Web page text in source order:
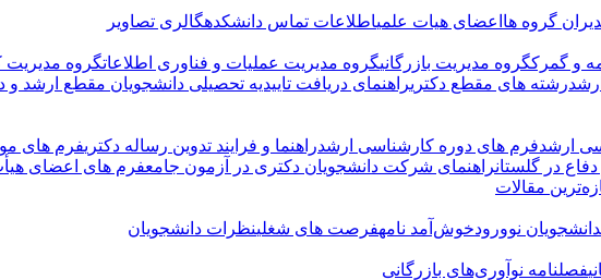
گروه ها اعضای هیات علمیاطلاعات تماس دانشکدهگالری تصاویر
و گمرکگروه مدیریت بازرگانیگروه مدیریت عملیات و فناوری اطلاعاتگروه مدیریت
رشته های مقطع دکتریراهنمای دریافت تاییدیه تحصیلی دانشجویان مقطع ارشد و
ارشدفرم های دوره کارشناسی ارشدراهنما و فرایند تدوین رساله دکتریفرم های
در گلستانراهنمای شرکت دانشجویان دکتری در آزمون جامعفرم های اعضای
مقالات
دانشجویان نوورودخوش‌آمد نامهفرصت های شغلینظرات دانشجویان
فصلنامه نوآوری‌های بازرگانی